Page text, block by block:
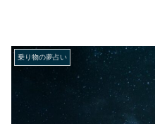
乗り物の夢占い